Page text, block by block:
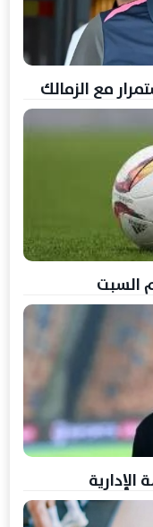
مع الزمالك
السبت